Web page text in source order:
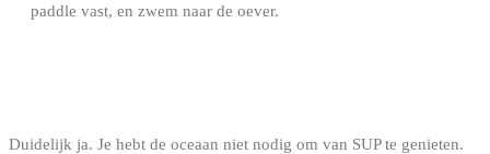
paddle vast, en zwem naar de oever.
Duidelijk ja. Je hebt de oceaan niet nodig om van SUP te genieten.